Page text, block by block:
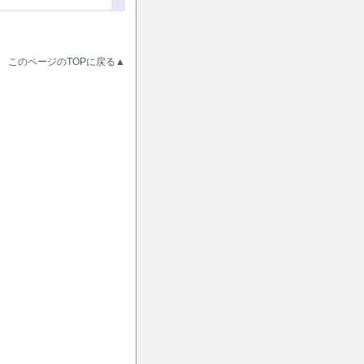
このページのTOPに戻る▲